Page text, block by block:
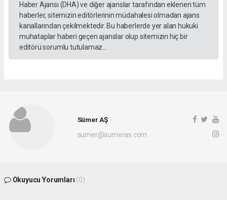
Haber Ajansı (DHA) ve diğer ajanslar tarafından eklenen tüm
haberler, sitemizin editörlerinin müdahalesi olmadan ajans
kanallarından çekilmektedir. Bu haberlerde yer alan hukuki
muhataplar haberi geçen ajanslar olup sitemizin hiç bir
editörü sorumlu tutulamaz...
Sümer AŞ
sumer@sumeras.com
Okuyucu Yorumları (0)